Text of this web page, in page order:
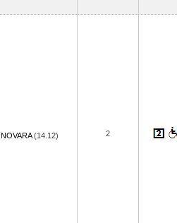
NOVARA(14.12) 2